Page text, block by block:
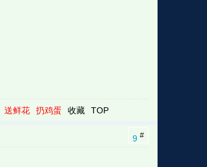
送鲜花 扔鸡蛋 收藏 TOP
9 #